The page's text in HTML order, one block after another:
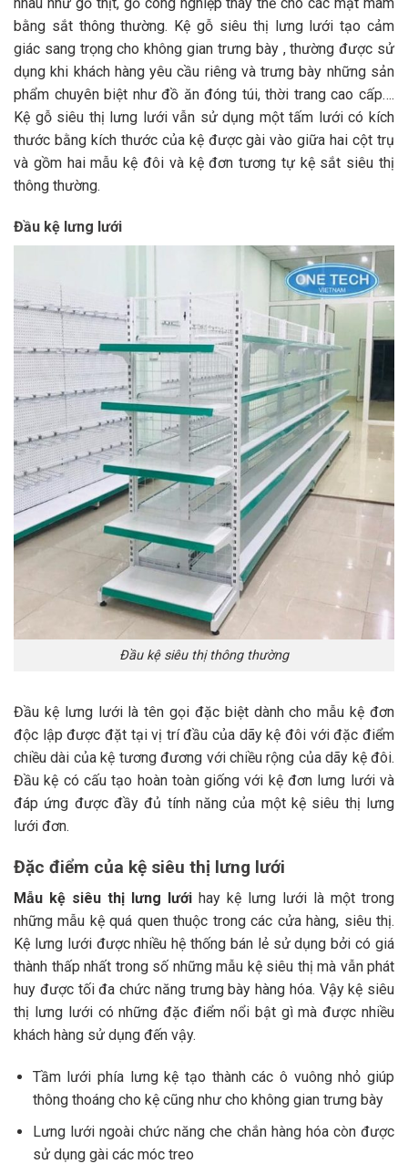
bằng sắt thông thường. Kệ gỗ siêu thị lưng lưới tạo cảm
giác sang trọng cho không gian trưng bày , thường được sử
dụng khi khách hàng yêu cầu riêng và trưng bày những sản
phẩm chuyên biệt như đồ ăn đóng túi, thời trang cao cấp….
Kệ gỗ siêu thị lưng lưới vẫn sử dụng một tấm lưới có kích
thước bằng kích thước của kệ được gài vào giữa hai cột trụ
và gồm hai mẫu kệ đôi và kệ đơn tương tự kệ sắt siêu thị
thông thường.
Đầu kệ lưng lưới
Đầu kệ siêu thị thông thường
Đầu kệ lưng lưới là tên gọi đặc biệt dành cho mẫu kệ đơn
độc lập được đặt tại vị trí đầu của dãy kệ đôi với đặc điểm
chiều dài của kệ tương đương với chiều rộng của dãy kệ đôi.
Đầu kệ có cấu tạo hoàn toàn giống với kệ đơn lưng lưới và
đáp ứng được đầy đủ tính năng của một kệ siêu thị lưng
lưới đơn.
Đặc điểm của kệ siêu thị lưng lưới
Mẫu kệ siêu thị lưng lưới hay kệ lưng lưới là một trong
những mẫu kệ quá quen thuộc trong các cửa hàng, siêu thị.
Kệ lưng lưới được nhiều hệ thống bán lẻ sử dụng bởi có giá
thành thấp nhất trong số những mẫu kệ siêu thị mà vẫn phát
huy được tối đa chức năng trưng bày hàng hóa. Vậy kệ siêu
thị lưng lưới có những đặc điểm nổi bật gì mà được nhiều
khách hàng sử dụng đến vậy.
Tầm lưới phía lưng kệ tạo thành các ô vuông nhỏ giúp
thông thoáng cho kệ cũng như cho không gian trưng bày
Lưng lưới ngoài chức năng che chắn hàng hóa còn được
sử dụng gài các móc treo